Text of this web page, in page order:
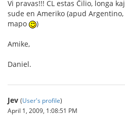
Vi pravas!!! CL estas Ĉilio, longa
sude en Ameriko (apud
mapo
)
Amike,
Daniel.
Jev (User's profile)
April 1, 2009, 1:08:51 PM